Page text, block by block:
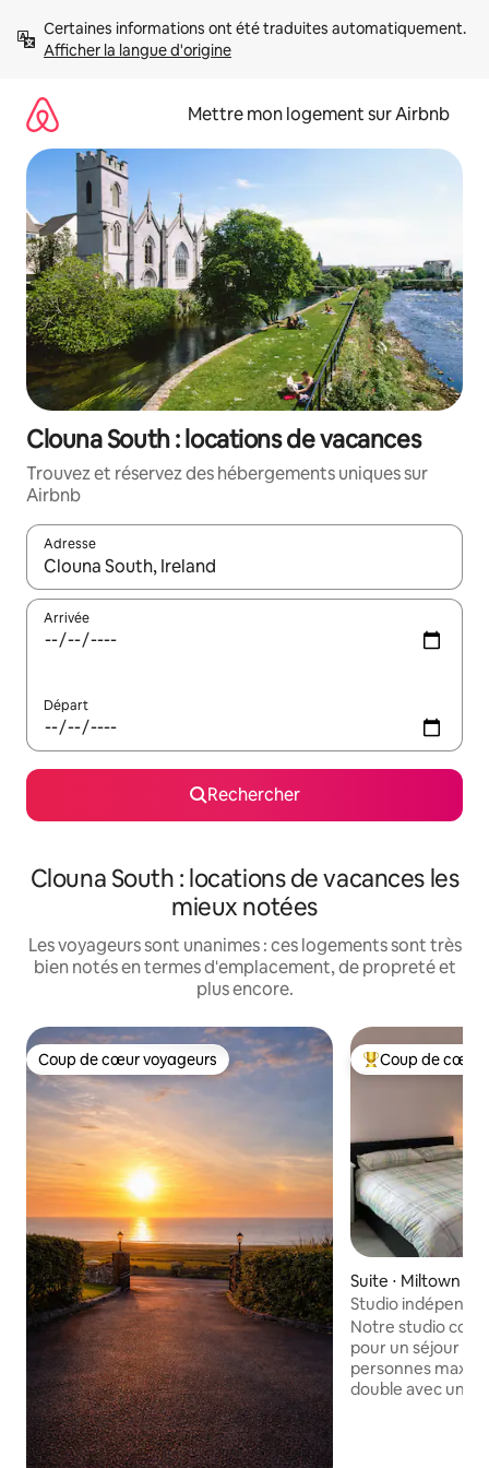
directement
Afficher la langue d'origine
Mettre mon logement sur Airbnb
Clouna South : locations de vacances
Trouvez et réservez des hébergements uniques sur
Airbnb
Adresse
Lorsque les résultats s'affichent, utilisez les flèches vers le
Arrivée
Départ
Rechercher
Clouna South : locations de vacances les
mieux notées
Les voyageurs sont unanimes : ces logements sont très
bien notés en termes d'emplacement, de propreté et
plus encore.
Coup de cœur voyageurs
Coup de cœur voyageurs Coups de cœur
Coup de cœur
Suite ⋅ Miltown
Studio
Notre studio
pour un séjour
personnes
double avec une